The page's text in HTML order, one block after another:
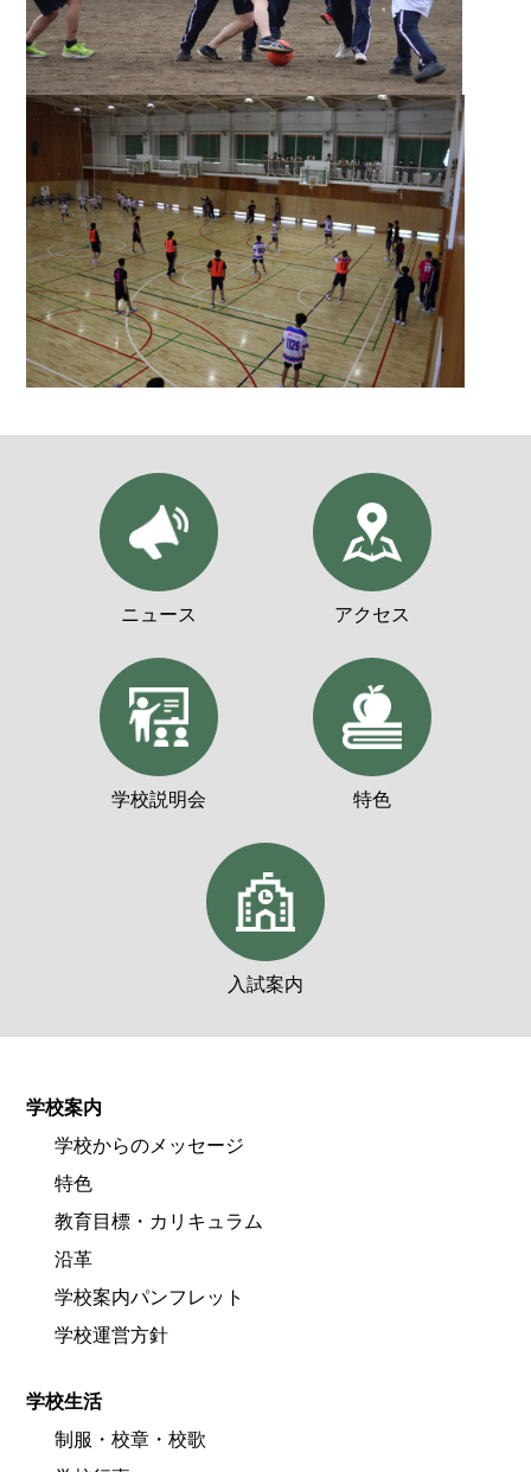
ニュース アクセス
学校説明会 特色
入試案内
学校案内
学校からのメッセージ
特色
教育目標・カリキュラム
沿革
学校案内パンフレット
学校運営方針
学校生活
制服・校章・校歌